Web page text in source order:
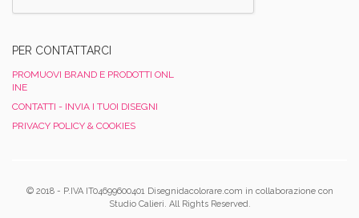
PER CONTATTARCI
PROMUOVI BRAND E PRODOTTI ONL
INE
CONTATTI - INVIA I TUOI DISEGNI
PRIVACY POLICY & COOKIES
© 2018 - P.IVA IT04699600401 Disegnidacolorare.com in collaborazione con
Studio Calieri. All Rights Reserved.